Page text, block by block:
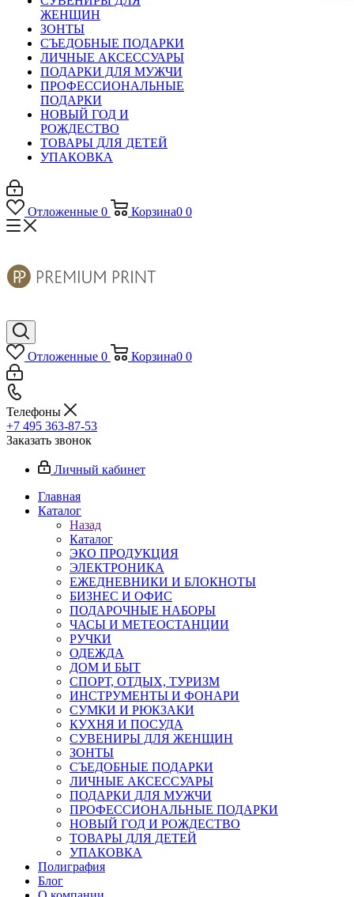
ЖЕНЩИН
ЗОНТЫ
СЪЕДОБНЫЕ ПОДАРКИ
ЛИЧНЫЕ АКСЕССУАРЫ
ПОДАРКИ ДЛЯ МУЖЧИ
ПРОФЕССИОНАЛЬНЫЕ
ПОДАРКИ
НОВЫЙ ГОД И
РОЖДЕСТВО
ТОВАРЫ ДЛЯ ДЕТЕЙ
УПАКОВКА
Отложенные 0 Корзина0 0
Отложенные 0 Корзина0 0
Телефоны
+7 495 363-87-53
Заказать звонок
Личный кабинет
Главная
Каталог
Назад
Каталог
ЭКО ПРОДУКЦИЯ
ЭЛЕКТРОНИКА
ЕЖЕДНЕВНИКИ И БЛОКНОТЫ
БИЗНЕС И ОФИС
ПОДАРОЧНЫЕ НАБОРЫ
ЧАСЫ И МЕТЕОСТАНЦИИ
РУЧКИ
ОДЕЖДА
ДОМ И БЫТ
СПОРТ, ОТДЫХ, ТУРИЗМ
ИНСТРУМЕНТЫ И ФОНАРИ
СУМКИ И РЮКЗАКИ
КУХНЯ И ПОСУДА
СУВЕНИРЫ ДЛЯ ЖЕНЩИН
ЗОНТЫ
СЪЕДОБНЫЕ ПОДАРКИ
ЛИЧНЫЕ АКСЕССУАРЫ
ПОДАРКИ ДЛЯ МУЖЧИ
ПРОФЕССИОНАЛЬНЫЕ ПОДАРКИ
НОВЫЙ ГОД И РОЖДЕСТВО
ТОВАРЫ ДЛЯ ДЕТЕЙ
УПАКОВКА
Полиграфия
Блог